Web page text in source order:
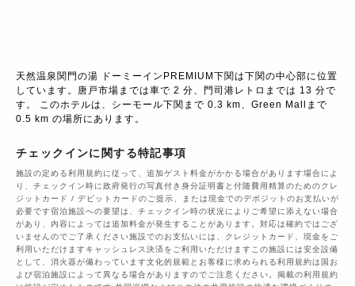
天然温泉関門の湯 ドーミーインPREMIUM下関は下関の中心部に位置
しています。唐戸市場までは車で 2 分、門司港レトロまでは 13 分で
す。 このホテルは、シーモール下関まで 0.3 km、Green Mallまで
0.5 km の場所にあります。
チェックインに関する特記事項
施設の定める利用規約に従って、追加ゲスト料金がかかる場合があります場合によ
り、チェックイン時に政府発行の写真付き身分証明書と付随費用精算のためのクレ
ジットカード / デビットカードのご提示、または現金でのデポジットのお支払いが
必要です宿泊施設への要望は、チェックイン時の状況によりご希望に添えない場合
があり、内容によっては追加料金が発生することがあります。対応は確約ではござ
いませんのでご了承ください施設でのお支払いには、クレジットカード、現金をご
利用いただけますキャッシュレス決済をご利用いただけますこの施設には安全設備
として、消火器が備わっています文化的規範とお客様に求められる利用規約は国お
よび宿泊施設によって異なる場合がありますのでご注意ください。掲載の利用規約